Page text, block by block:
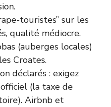
touristes” sur les
qualité médiocre.
(auberges locales)
Croates.
déclarés : exigez
(la taxe de
Airbnb et